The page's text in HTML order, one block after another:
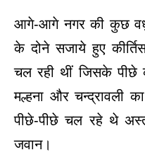
आगे-आगे नगर की कुछ
के दोने सजाये हुए
चल रही थीं जिसके पीछे
मल्हना और चन्द्रावली
पीछे-पीछे चल रहे थे
जवान।